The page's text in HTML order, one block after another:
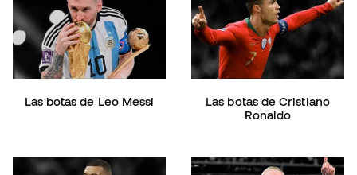
Las botas de Leo Messi
Las botas de Cristiano
Ronaldo